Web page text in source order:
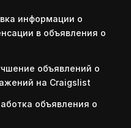
информации о
в объявления о
объявлений о
на Craigslist
объявления о